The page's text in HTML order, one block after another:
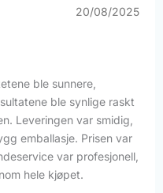
20/08/2025
ble sunnere,
ble synlige raskt
Leveringen var smidig,
emballasje. Prisen var
var profesjonell,
hele kjøpet.